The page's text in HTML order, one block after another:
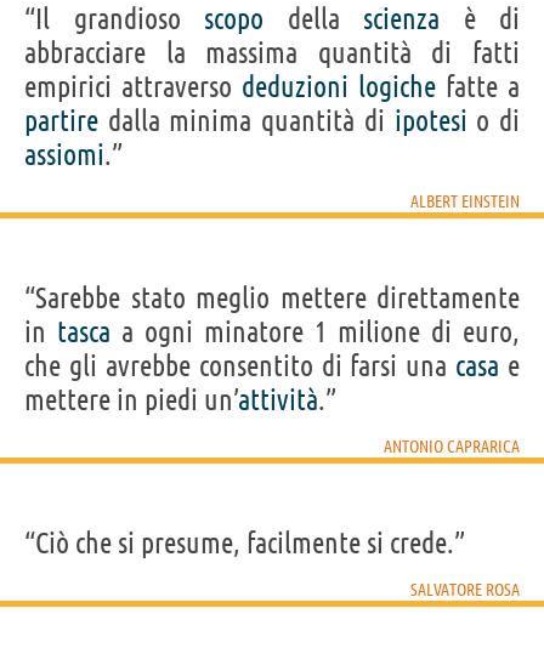
“Il grandioso scopo della scienza è di
abbracciare la massima quantità di fatti
empirici attraverso deduzioni logiche fatte a
partire dalla minima quantità di ipotesi o di
assiomi.”
ALBERT EINSTEIN
“Sarebbe stato meglio mettere direttamente
in tasca a ogni minatore 1 milione di euro,
che gli avrebbe consentito di farsi una casa e
mettere in piedi un’attività.”
ANTONIO CAPRARICA
“Ciò che si presume, facilmente si crede.”
SALVATORE ROSA